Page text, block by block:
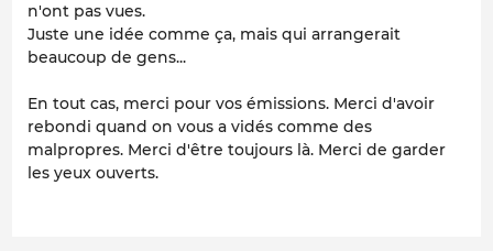
n'ont pas vues.
Juste une idée comme ça, mais qui arrangerait
beaucoup de gens...
En tout cas, merci pour vos émissions. Merci d'avoir
rebondi quand on vous a vidés comme des
malpropres. Merci d'être toujours là. Merci de garder
les yeux ouverts.